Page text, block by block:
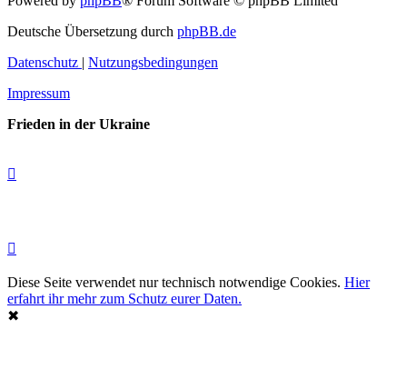
Deutsche Übersetzung durch phpBB.de
Datenschutz | Nutzungsbedingungen
Impressum
Frieden in der Ukraine
Diese Seite verwendet nur technisch notwendige Cookies. Hier
erfahrt ihr mehr zum Schutz eurer Daten.
✖